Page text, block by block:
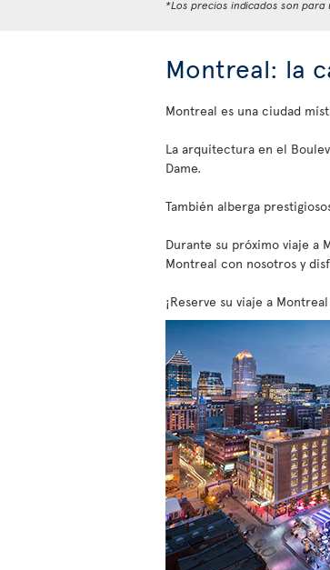
*Los precios indicados son
Montreal: la
Montreal es una ciudad
La arquitectura en el
Dame.
También alberga
Durante su próximo viaje a
Montreal con nosotros y
¡Reserve su viaje a Montreal